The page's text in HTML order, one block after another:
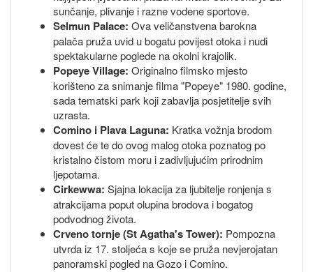
sunčanje, plivanje i razne vodene sportove.
Selmun Palace: Ova veličanstvena barokna
palača pruža uvid u bogatu povijest otoka i nudi
spektakularne poglede na okolni krajolik.
Popeye Village: Originalno filmsko mjesto
korišteno za snimanje filma "Popeye" 1980. godine,
sada tematski park koji zabavlja posjetitelje svih
uzrasta.
Comino i Plava Laguna: Kratka vožnja brodom
dovest će te do ovog malog otoka poznatog po
kristalno čistom moru i zadivljujućim prirodnim
ljepotama.
Cirkewwa: Sjajna lokacija za ljubitelje ronjenja s
atrakcijama poput olupina brodova i bogatog
podvodnog života.
Crveno tornje (St Agatha's Tower): Pompozna
utvrda iz 17. stoljeća s koje se pruža nevjerojatan
panoramski pogled na Gozo i Comino.